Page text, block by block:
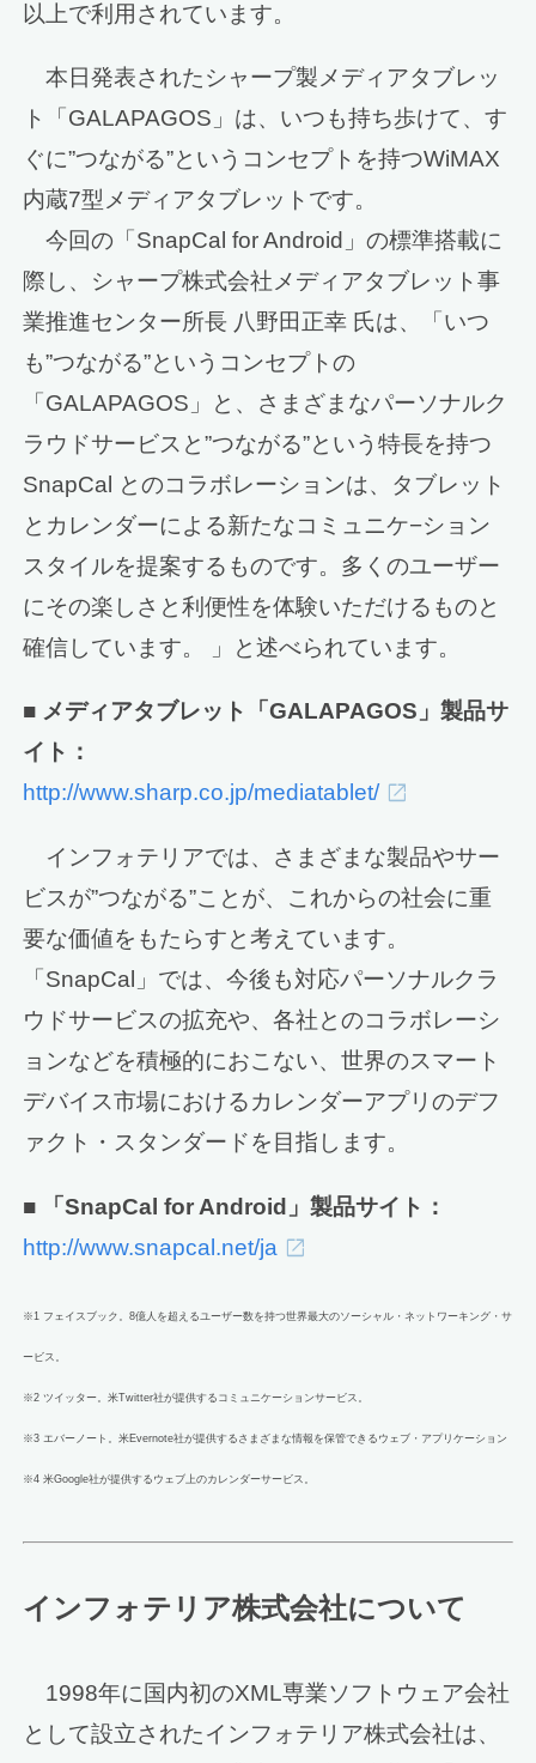
以上で利用されています。
本日発表されたシャープ製メディアタブレッ
ト「GALAPAGOS」は、いつも持ち歩けて、す
ぐに”つながる”というコンセプトを持つWiMAX
内蔵7型メディアタブレットです。
今回の「SnapCal for Android」の標準搭載に
際し、シャープ株式会社メディアタブレット事
業推進センター所長 八野田正幸 氏は、「いつ
も”つながる”というコンセプトの
「GALAPAGOS」と、さまざまなパーソナルク
ラウドサービスと”つながる”という特長を持つ
SnapCal とのコラボレーションは、タブレット
とカレンダーによる新たなコミュニケ−ション
スタイルを提案するものです。多くのユーザー
にその楽しさと利便性を体験いただけるものと
確信しています。 」と述べられています。
■ メディアタブレット「GALAPAGOS」製品サ
イト：
http://www.sharp.co.jp/mediatablet/
インフォテリアでは、さまざまな製品やサー
ビスが”つながる”ことが、これからの社会に重
要な価値をもたらすと考えています。
「SnapCal」では、今後も対応パーソナルクラ
ウドサービスの拡充や、各社とのコラボレーシ
ョンなどを積極的におこない、世界のスマート
デバイス市場におけるカレンダーアプリのデフ
ァクト・スタンダードを目指します。
■ 「SnapCal for Android」製品サイト：
http://www.snapcal.net/ja
※1 フェイスブック。8億人を超えるユーザー数を持つ世界最大のソーシャル・ネットワーキング・サ
ービス。
※2 ツイッター。米Twitter社が提供するコミュニケーションサービス。
※3 エバーノート。米Evernote社が提供するさまざまな情報を保管できるウェブ・アプリケーション
※4 米Google社が提供するウェブ上のカレンダーサービス。
インフォテリア株式会社について
1998年に国内初のXML専業ソフトウェア会社
として設立されたインフォテリア株式会社は、